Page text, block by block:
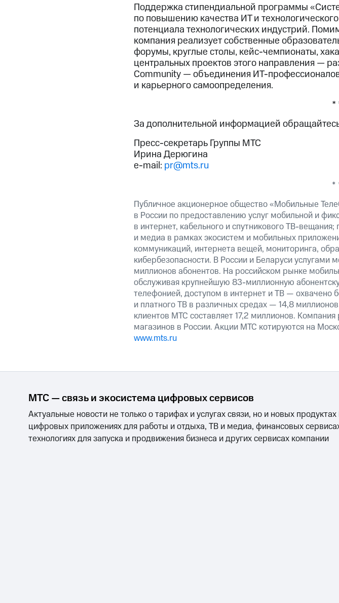
Поддержка стипендиальной программы
по повышению качества ИТ и
потенциала технологических индустрий.
компания реализует собственные
форумы, круглые столы, кейс-чемпионаты,
центральных проектов этого направления —
Community — объединения ИТ-
и карьерного самоопределения.
*
За дополнительной информацией
Пресс-секретарь Группы МТС
Ирина Дерюгина
e-mail: pr@mts.ru
*
Публичное акционерное общество «Мобильные
в России по предоставлению услуг мобильной и
в интернет, кабельного и спутникового ТВ-
и медиа в рамках экосистем и мобильных
коммуникаций, интернета вещей, мониторинга,
кибербезопасности. В России и Беларуси
миллионов абонентов. На российском рынке
обслуживая крупнейшую 83-миллионную
телефонией, доступом в интернет и ТВ — охвачено
и платного ТВ в различных средах — 14,8
клиентов МТС составляет 17,2 миллионов.
магазинов в России. Акции МТС котируются на
www.mts.ru
МТС — связь и экосистема цифровых сервисов
Актуальные новости не только о тарифах и услугах связи, но и новых
цифровых приложениях для работы и отдыха, ТВ и медиа, финансовых
технологиях для запуска и продвижения бизнеса и других сервисах компании